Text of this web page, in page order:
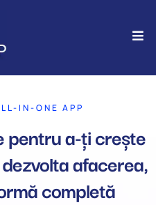
IN-ONE APP
pentru a-ți crește
afacerea,
completă